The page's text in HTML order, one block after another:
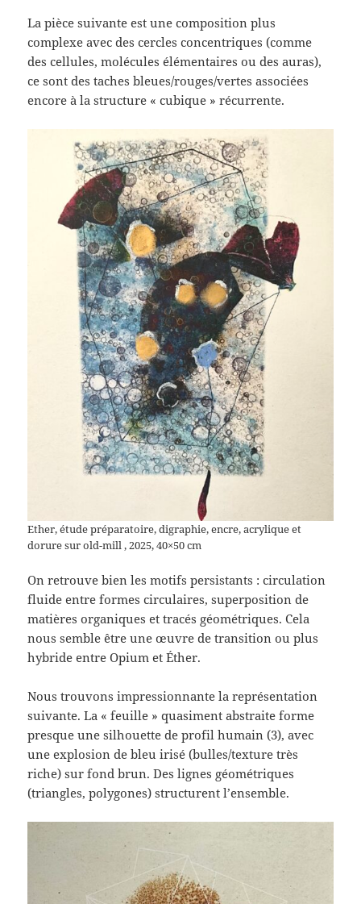
La pièce suivante est une composition plus
complexe avec des cercles concentriques (comme
des cellules, molécules élémentaires ou des auras),
ce sont des taches bleues/rouges/vertes associées
encore à la structure « cubique » récurrente.
Ether, étude préparatoire, digraphie, encre, acrylique et
dorure sur old-mill , 2025, 40×50 cm
On retrouve bien les motifs persistants : circulation
fluide entre formes circulaires, superposition de
matières organiques et tracés géométriques. Cela
nous semble être une œuvre de transition ou plus
hybride entre Opium et Éther.
Nous trouvons impressionnante la représentation
suivante. La « feuille » quasiment abstraite forme
presque une silhouette de profil humain (3), avec
une explosion de bleu irisé (bulles/texture très
riche) sur fond brun. Des lignes géométriques
(triangles, polygones) structurent l’ensemble.